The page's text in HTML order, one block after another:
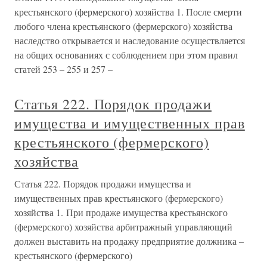
крестьянского (фермерского) хозяйства 1. После смерти
любого члена крестьянского (фермерского) хозяйства
наследство открывается и наследование осуществляется
на общих основаниях с соблюдением при этом правил
статей 253 – 255 и 257 –
Статья 222. Порядок продажи
имущества и имущественных прав
крестьянского (фермерского)
хозяйства
Статья 222. Порядок продажи имущества и
имущественных прав крестьянского (фермерского)
хозяйства 1. При продаже имущества крестьянского
(фермерского) хозяйства арбитражный управляющий
должен выставить на продажу предприятие должника –
крестьянского (фермерского)